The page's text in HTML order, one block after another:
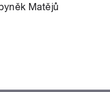
Matějů